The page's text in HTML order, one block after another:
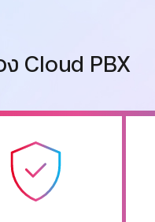
Cloud PBX